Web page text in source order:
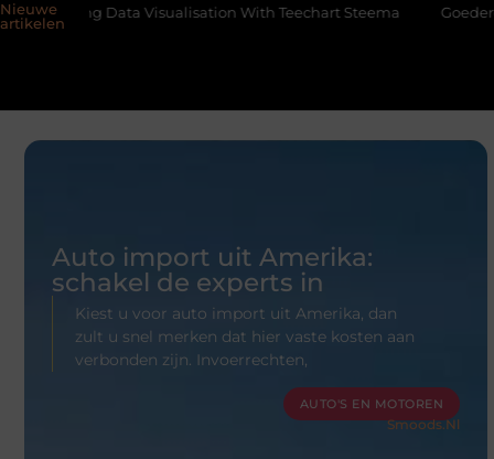
Nieuwe
artikelen
With Teechart Steema Goederen en auto’s slim
Auto import uit Amerika:
schakel de experts in
Kiest u voor auto import uit Amerika, dan
zult u snel merken dat hier vaste kosten aan
verbonden zijn. Invoerrechten,
AUTO'S EN MOTOREN
Smoods.nl